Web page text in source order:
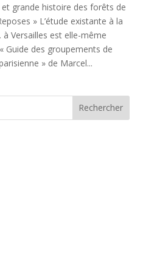
grande histoire des forêts de
» L’étude existante à la
à Versailles est elle-même
Guide des groupements de
» de Marcel...
Rechercher